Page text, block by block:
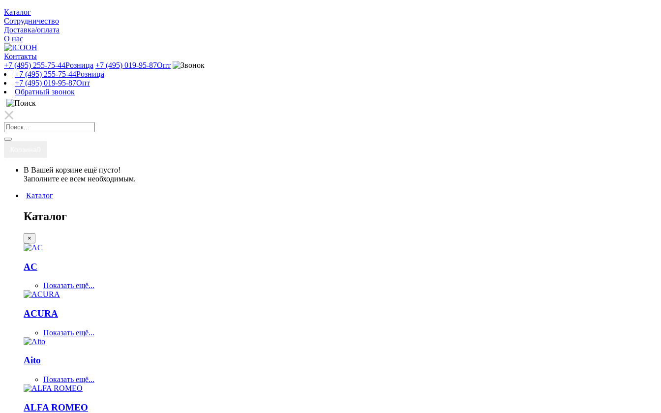
Каталог
Сотрудничество
Доставка/оплата
О нас
Контакты
+7 (495) 255-75-44Розница +7 (495) 019-95-87Опт
+7 (495) 255-75-44Розница
+7 (495) 019-95-87Опт
Обратный звонок
В Вашей корзине ещё пусто!
Заполните ее всем необходимым.
Каталог
Каталог
×
AC
Показать ещё...
ACURA
Показать ещё...
Aito
Показать ещё...
ALFA ROMEO